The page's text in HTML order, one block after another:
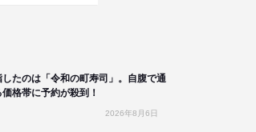
したのは「令和の町寿司」。自腹で通
価格帯に予約が殺到！
2026年8月6日